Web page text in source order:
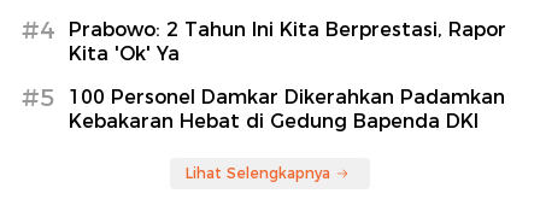
#4
Prabowo: 2 Tahun Ini Kita Berprestasi, Rapor
Kita 'Ok' Ya
#5
100 Personel Damkar Dikerahkan Padamkan
Kebakaran Hebat di Gedung Bapenda DKI
Lihat Selengkapnya